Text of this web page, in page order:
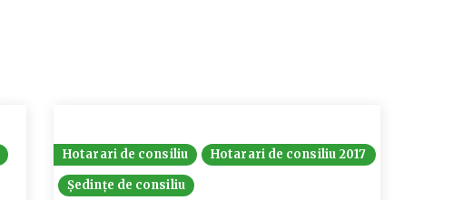
Hotarari de consiliu
Hotarari de consiliu 2017
Ședințe de consiliu